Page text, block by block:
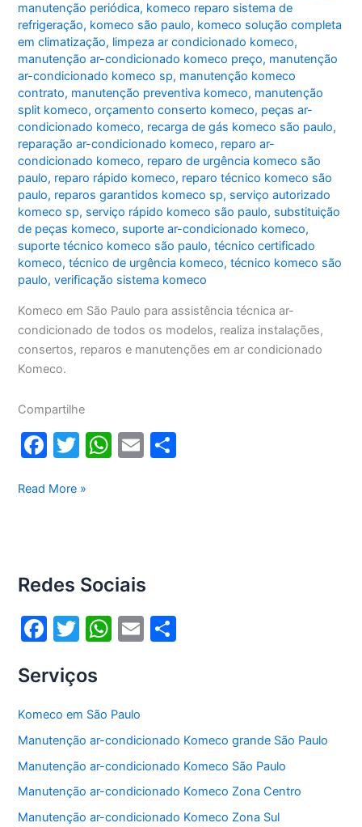
manutenção periódica, komeco reparo sistema de
refrigeração, komeco são paulo, komeco solução completa
em climatização, limpeza ar condicionado komeco,
manutenção ar-condicionado komeco preço, manutenção
ar-condicionado komeco sp, manutenção komeco
contrato, manutenção preventiva komeco, manutenção
split komeco,orçamento conserto komeco, peças ar-
condicionado komeco, recarga de gás komeco são paulo,
reparação ar-condicionado komeco, reparo ar-
condicionado komeco, reparo de urgência komeco são
paulo, reparo rápido komeco, reparo técnico komeco são
paulo, reparos garantidos komeco sp, serviço autorizado
komeco sp, serviço rápido komeco são paulo, substituição
de peças komeco, suporte ar-condicionado komeco,
suporte técnico komeco são paulo,técnico certificado
komeco,técnico de urgência komeco,técnico komeco são
paulo,verificação sistema komeco
Komeco em São Paulo para assistência técnica ar-
condicionado de todos os modelos, realiza instalações,
consertos, reparos e manutenções em ar condicionado
Komeco.
Compartilhe
F
c
o
o
k
T
itt
W
p
p
E
Komeco
Read More »
Redes Sociais
F
c
e
b
o
o
k
T
itt
er
W
s
A
p
p
E
Serviços
Komeco em São Paulo
Manutenção ar-condicionado Komeco grande São Paulo
Manutenção ar-condicionado Komeco São Paulo
Manutenção ar-condicionado Komeco Zona Centro
Manutenção ar-condicionado Komeco Zona Sul